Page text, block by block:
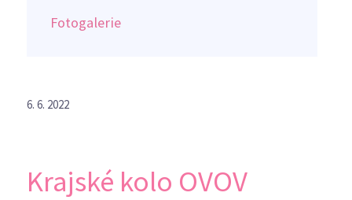
Fotogalerie
6. 6. 2022
Krajské kolo OVOV